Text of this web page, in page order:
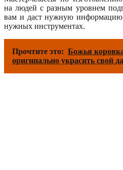
на людей с разным уровнем
вам и даст нужную информацию
нужных инструментах.
Прочтите это: Божья
оригинально украсить свой